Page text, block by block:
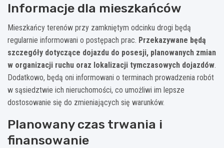
Informacje dla mieszkańców
Mieszkańcy terenów przy zamkniętym odcinku drogi będą
regularnie informowani o postępach prac. Przekazywane będą
szczegóły dotyczące dojazdu do posesji, planowanych zmian
w organizacji ruchu oraz lokalizacji tymczasowych dojazdów.
Dodatkowo, będą oni informowani o terminach prowadzenia robót
w sąsiedztwie ich nieruchomości, co umożliwi im lepsze
dostosowanie się do zmieniających się warunków.
Planowany czas trwania i
finansowanie